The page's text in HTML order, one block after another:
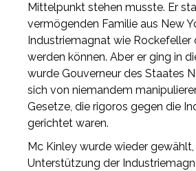
Mittelpunkt stehen musste. Er
vermögenden Familie aus New
Industriemagnat wie Rockefeller
werden können. Aber er ging in
wurde Gouverneur des Staates
sich von niemandem
Gesetze, die rigoros gegen die
gerichtet waren.
Mc Kinley wurde wieder
Unterstützung der